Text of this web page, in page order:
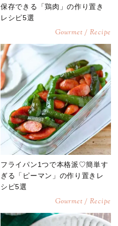
保存できる「鶏肉」の作り置き
レシピ5選
Gourmet / Recipe
フライパン1つで本格派♡簡単す
ぎる「ピーマン」の作り置きレ
シピ5選
Gourmet / Recipe